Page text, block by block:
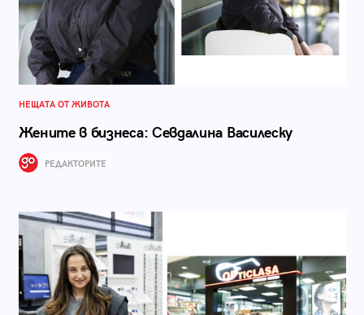
НЕЩАТА ОТ ЖИВОТА
Жените в бизнеса: Севдалина Василеску
РЕДАКТОРИТЕ